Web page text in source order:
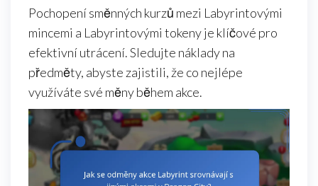
Pochopení směnných kurzů mezi Labyrintovými
mincemi a Labyrintovými tokeny je klíčové pro
efektivní utrácení. Sledujte náklady na
předměty, abyste zajistili, že co nejlépe
využíváte své měny během akce.